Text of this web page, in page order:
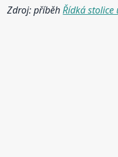
Zdroj: příběhŘídká stolice